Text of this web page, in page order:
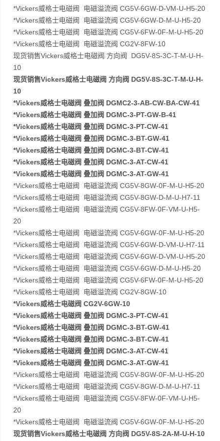
*Vickers威格士电磁阀 电磁溢流阀 CG5V-6GW-D-VM-U-H5-20
*Vickers威格士电磁阀 电磁溢流阀 CG5V-6GW-D-M-U-H5-20
*Vickers威格士电磁阀 电磁溢流阀 CG5V-6FW-0F-M-U-H5-20
*Vickers威格士电磁阀 电磁溢流阀 CG2V-8FW-10
现货销售Vickers威格士电磁阀 方向阀 DG5V-8S-3C-T-M-U-H-
10
现货销售Vickers威格士电磁阀 方向阀 DG5V-8S-3C-T-M-U-H-
10
*Vickers威格士电磁阀 叠加阀 DGMC2-3-AB-CW-BA-CW-41
*Vickers威格士电磁阀 叠加阀 DGMC-3-PT-GW-B-41
*Vickers威格士电磁阀 叠加阀 DGMC-3-PT-CW-41
*Vickers威格士电磁阀 叠加阀 DGMC-3-BT-GW-41
*Vickers威格士电磁阀 叠加阀 DGMC-3-BT-CW-41
*Vickers威格士电磁阀 叠加阀 DGMC-3-AT-CW-41
*Vickers威格士电磁阀 叠加阀 DGMC-3-AT-GW-41
*Vickers威格士电磁阀 电磁溢流阀 CG5V-8GW-0F-M-U-H5-20
*Vickers威格士电磁阀 电磁溢流阀 CG5V-8GW-D-M-U-H7-11
*Vickers威格士电磁阀 电磁溢流阀 CG5V-8FW-0F-VM-U-H5-
20
*Vickers威格士电磁阀 电磁溢流阀 CG5V-6GW-0F-M-U-H5-20
*Vickers威格士电磁阀 电磁溢流阀 CG5V-6GW-D-VM-U-H7-11
*Vickers威格士电磁阀 电磁溢流阀 CG5V-6GW-D-VM-U-H5-20
*Vickers威格士电磁阀 电磁溢流阀 CG5V-6GW-D-M-U-H5-20
*Vickers威格士电磁阀 电磁溢流阀 CG5V-6FW-0F-M-U-H5-20
*Vickers威格士电磁阀 电磁溢流阀 CG2V-8GW-10
*Vickers威格士电磁阀 CG2V-6GW-10
*Vickers威格士电磁阀 叠加阀 DGMC-3-PT-CW-41
*Vickers威格士电磁阀 叠加阀 DGMC-3-BT-GW-41
*Vickers威格士电磁阀 叠加阀 DGMC-3-BT-CW-41
*Vickers威格士电磁阀 叠加阀 DGMC-3-AT-CW-41
*Vickers威格士电磁阀 叠加阀 DGMC-3-AT-GW-41
*Vickers威格士电磁阀 电磁溢流阀 CG5V-8GW-0F-M-U-H5-20
*Vickers威格士电磁阀 电磁溢流阀 CG5V-8GW-D-M-U-H7-11
*Vickers威格士电磁阀 电磁溢流阀 CG5V-8FW-0F-VM-U-H5-
20
*Vickers威格士电磁阀 电磁溢流阀 CG5V-6GW-0F-M-U-H5-20
现货销售Vickers威格士电磁阀 方向阀 DG5V-8S-2A-M-U-H-10